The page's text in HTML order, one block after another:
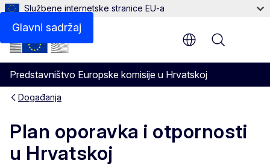
Glavni sadržaj
Službene internetske stranice EU-a
Predstavništvo Europske komisije u Hrvatskoj
Menu
Događanja
Plan oporavka i otpornosti
u Hrvatskoj